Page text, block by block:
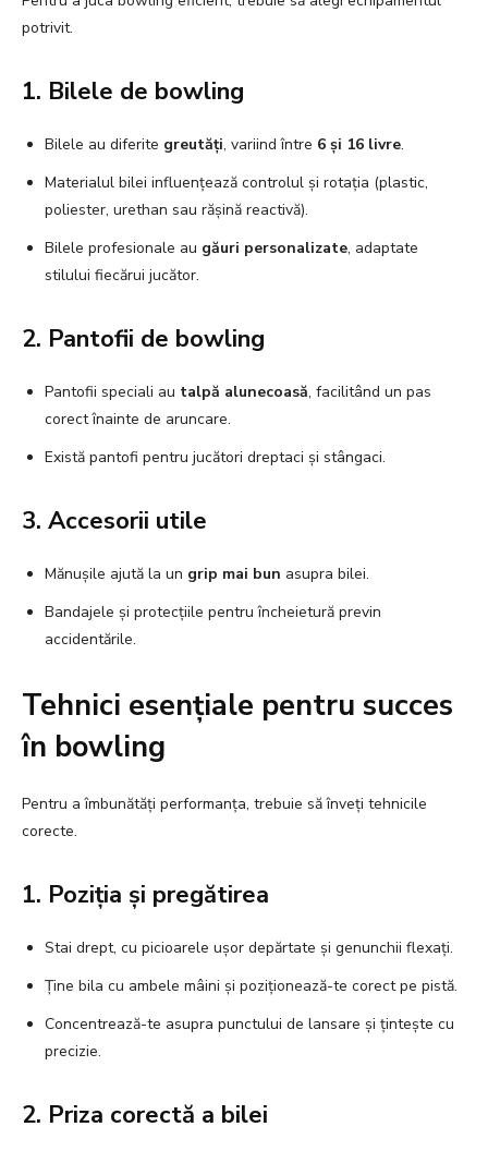
potrivit.
1. Bilele de bowling
Bilele au diferite greutăți, variind între 6 și 16 livre.
Materialul bilei influențează controlul și rotația (plastic,
poliester, urethan sau rășină reactivă).
Bilele profesionale au găuri personalizate, adaptate
stilului fiecărui jucător.
2. Pantofii de bowling
Pantofii speciali au talpă alunecoasă, facilitând un pas
corect înainte de aruncare.
Există pantofi pentru jucători dreptaci și stângaci.
3. Accesorii utile
Mănușile ajută la un grip mai bun asupra bilei.
Bandajele și protecțiile pentru încheietură previn
accidentările.
Tehnici esențiale pentru succes
în bowling
Pentru a îmbunătăți performanța, trebuie să înveți tehnicile
corecte.
1. Poziția și pregătirea
Stai drept, cu picioarele ușor depărtate și genunchii flexați.
Ține bila cu ambele mâini și poziționează-te corect pe pistă.
Concentrează-te asupra punctului de lansare și țintește cu
precizie.
2. Priza corectă a bilei